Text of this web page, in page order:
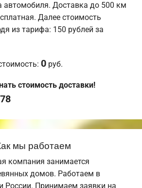
автомобиля. Доставка до 500 км
Далее стоимость
из тарифа: 150 рублей за
0 руб.
стоимость доставки!
мы работаем
компания занимается
домов. Работаем в
России. Принимаем заявки на